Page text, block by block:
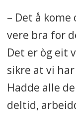
– Det å
vere bra for
Det er òg eit
sikre at vi
Hadde alle
deltid,